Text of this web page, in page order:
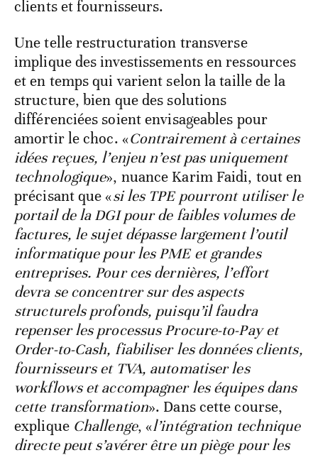
clients et fournisseurs.
Une telle restructuration transverse
implique des investissements en ressources
et en temps qui varient selon la taille de la
structure, bien que des solutions
différenciées soient envisageables pour
amortir le choc. «Contrairement à certaines
idées reçues, l’enjeu n’est pas uniquement
technologique», nuance Karim Faidi, tout en
précisant que «si les TPE pourront utiliser le
portail de la DGI pour de faibles volumes de
factures, le sujet dépasse largement l’outil
informatique pour les PME et grandes
entreprises. Pour ces dernières, l’effort
devra se concentrer sur des aspects
structurels profonds, puisqu’il faudra
repenser les processus Procure-to-Pay et
Order-to-Cash, fiabiliser les données clients,
fournisseurs et TVA, automatiser les
workflows et accompagner les équipes dans
cette transformation». Dans cette course,
explique Challenge, «l’intégration technique
directe peut s’avérer être un piège pour les